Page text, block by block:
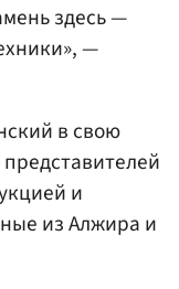
здесь —
—
в свою
и
из Алжира и